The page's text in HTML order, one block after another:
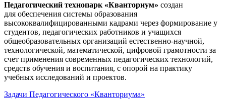
Педагогический технопарк «Кванториум» создан
для обеспечения системы образования
высококвалифицированными кадрами через формирование у
студентов, педагогических работников и учащихся
общеобразовательных организаций естественно-научной,
технологической, математической, цифровой грамотности за
счет применения современных педагогических технологий,
средств обучения и воспитания, с опорой на практику
учебных исследований и проектов.
Задачи Педагогического «Кванториума»